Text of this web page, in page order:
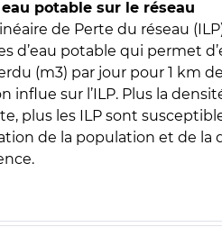
potable sur le réseau
de Perte du réseau
d’eau potable qui permet
(m3) par jour pour 1 km
influe sur l’ILP. Plus la
plus les ILP sont
de la population et de la